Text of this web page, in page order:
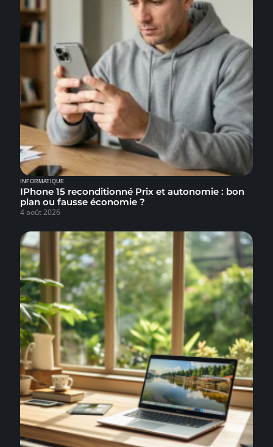
INFORMATIQUE
IPhone 15 reconditionné Prix et autonomie : bon
plan ou fausse économie ?
4 août 2026